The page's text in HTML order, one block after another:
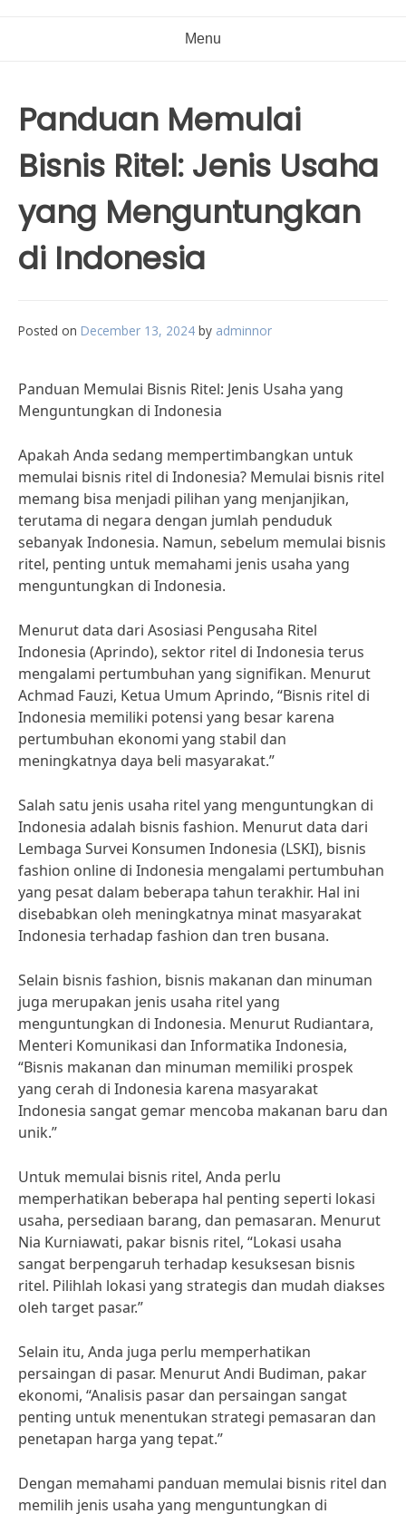
Menu
Panduan Memulai
Bisnis Ritel: Jenis Usaha
yang Menguntungkan
di Indonesia
Posted on December 13, 2024 by adminnor
Panduan Memulai Bisnis Ritel: Jenis Usaha yang
Menguntungkan di Indonesia
Apakah Anda sedang mempertimbangkan untuk
memulai bisnis ritel di Indonesia? Memulai bisnis ritel
memang bisa menjadi pilihan yang menjanjikan,
terutama di negara dengan jumlah penduduk
sebanyak Indonesia. Namun, sebelum memulai bisnis
ritel, penting untuk memahami jenis usaha yang
menguntungkan di Indonesia.
Menurut data dari Asosiasi Pengusaha Ritel
Indonesia (Aprindo), sektor ritel di Indonesia terus
mengalami pertumbuhan yang signifikan. Menurut
Achmad Fauzi, Ketua Umum Aprindo, “Bisnis ritel di
Indonesia memiliki potensi yang besar karena
pertumbuhan ekonomi yang stabil dan
meningkatnya daya beli masyarakat.”
Salah satu jenis usaha ritel yang menguntungkan di
Indonesia adalah bisnis fashion. Menurut data dari
Lembaga Survei Konsumen Indonesia (LSKI), bisnis
fashion online di Indonesia mengalami pertumbuhan
yang pesat dalam beberapa tahun terakhir. Hal ini
disebabkan oleh meningkatnya minat masyarakat
Indonesia terhadap fashion dan tren busana.
Selain bisnis fashion, bisnis makanan dan minuman
juga merupakan jenis usaha ritel yang
menguntungkan di Indonesia. Menurut Rudiantara,
Menteri Komunikasi dan Informatika Indonesia,
“Bisnis makanan dan minuman memiliki prospek
yang cerah di Indonesia karena masyarakat
Indonesia sangat gemar mencoba makanan baru dan
unik.”
Untuk memulai bisnis ritel, Anda perlu
memperhatikan beberapa hal penting seperti lokasi
usaha, persediaan barang, dan pemasaran. Menurut
Nia Kurniawati, pakar bisnis ritel, “Lokasi usaha
sangat berpengaruh terhadap kesuksesan bisnis
ritel. Pilihlah lokasi yang strategis dan mudah diakses
oleh target pasar.”
Selain itu, Anda juga perlu memperhatikan
persaingan di pasar. Menurut Andi Budiman, pakar
ekonomi, “Analisis pasar dan persaingan sangat
penting untuk menentukan strategi pemasaran dan
penetapan harga yang tepat.”
Dengan memahami panduan memulai bisnis ritel dan
memilih jenis usaha yang menguntungkan di